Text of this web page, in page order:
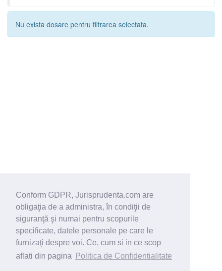
Conform GDPR, Jurisprudenta.com are
obligaţia de a administra, în condiţii de
siguranţă şi numai pentru scopurile
specificate, datele personale pe care le
furnizaţi despre voi. Ce, cum si in ce scop
aflati din pagina
Politica de Confidentialitate
Nu exista dosare pentru filtrarea selectata.